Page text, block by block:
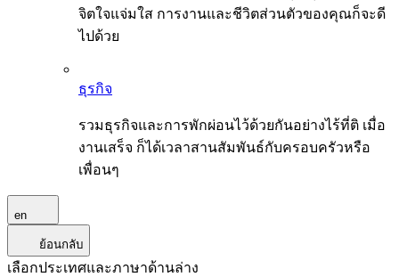
จิตใจแจ่มใส การงานและชีวิตส่วนตัวของคุณก็จะดี
ไปด้วย
ธุรกิจ
รวมธุรกิจและการพักผ่อนไว้ด้วยกันอย่างไร้ที่ติ เมื่อ
งานเสร็จ ก็ได้เวลาสานสัมพันธ์กับครอบครัวหรือ
เพื่อนๆ
en
ย้อนกลับ
เลือกประเทศและภาษาด้านล่าง